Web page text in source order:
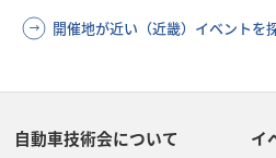
開催地が近い（近畿）イベントを
自動車技術会について イ